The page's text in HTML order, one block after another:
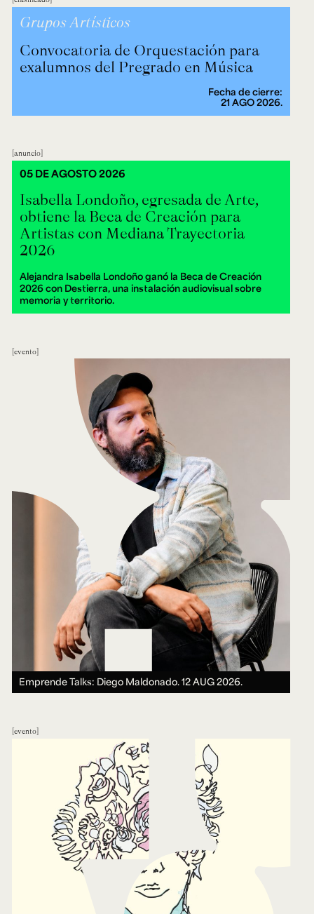
Grupos Artísticos
Convocatoria de Orquestación para
exalumnos del Pregrado en Música
Fecha de cierre:
21 AGO 2026.
anuncio
Isabella Londoño, egresada de Arte,
obtiene la Beca de Creación para
Artistas con Mediana Trayectoria
2026
Alejandra Isabella Londoño ganó la Beca de Creación
2026 con Destierra, una instalación audiovisual sobre
memoria y territorio.
05 DE AGOSTO 2026
evento
Emprende Talks: Diego Maldonado.12 AUG 2026.
evento